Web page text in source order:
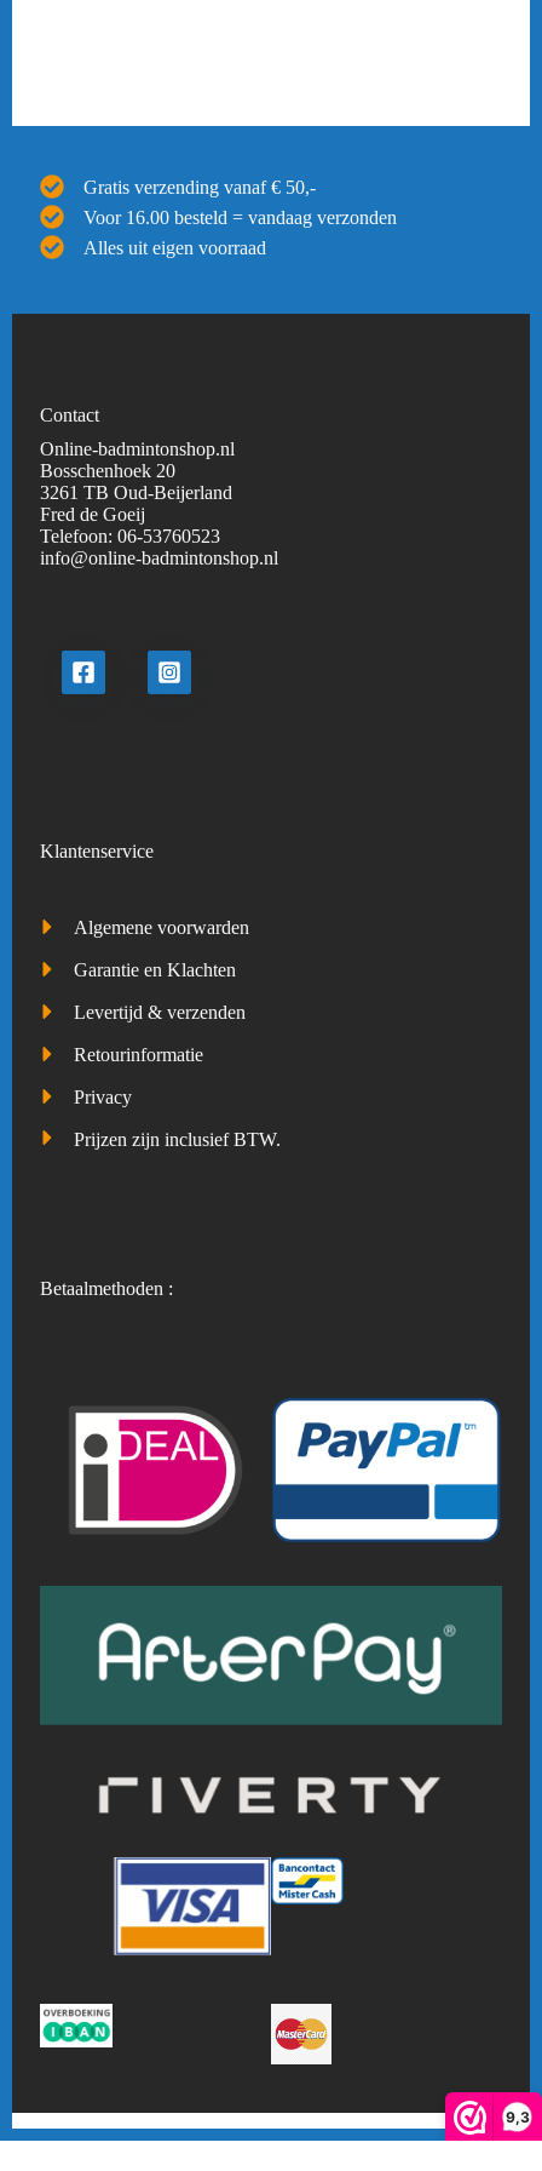
9,3
Gratis verzending vanaf € 50,-
Voor 16.00 besteld = vandaag verzonden
Alles uit eigen voorraad
Contact
Online-badmintonshop.nl
Bosschenhoek 20
3261 TB Oud-Beijerland
Fred de Goeij
Telefoon:06-53760523
info@online-badmintonshop.nl
Klantenservice
Algemene voorwarden
Garantie en Klachten
Levertijd & verzenden
Retourinformatie
Privacy
Prijzen zijn inclusief BTW.
Betaalmethoden :